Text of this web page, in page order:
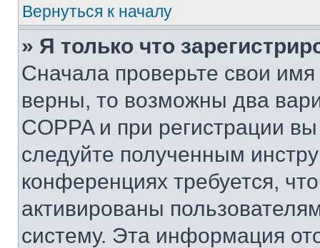
Вернуться к началу
» Я только что
Сначала проверьте свои
верны, то возможны два
COPPA и при регистрации
следуйте полученным
конференциях требуется,
активированы
систему. Эта информация